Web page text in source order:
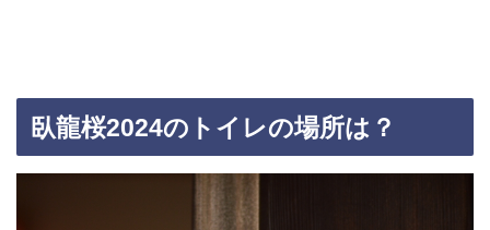
臥龍桜2024のトイレの場所は？